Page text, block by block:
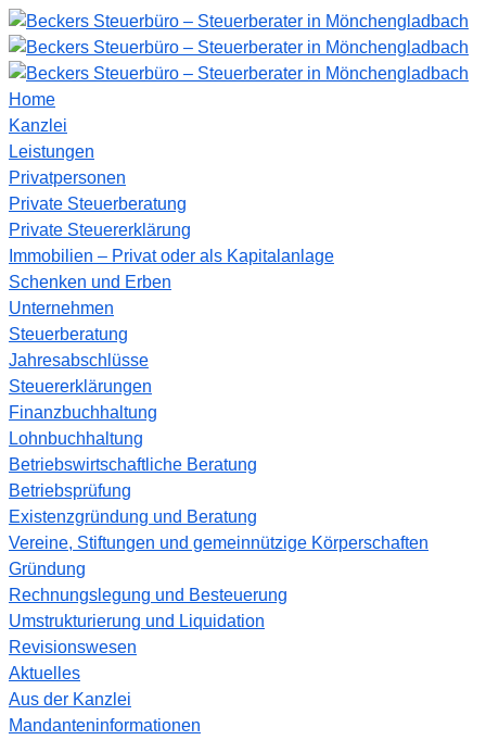
Home
Kanzlei
Leistungen
Privatpersonen
Private Steuerberatung
Private Steuererklärung
Immobilien – Privat oder als Kapitalanlage
Schenken und Erben
Unternehmen
Steuerberatung
Jahresabschlüsse
Steuererklärungen
Finanzbuchhaltung
Lohnbuchhaltung
Betriebswirtschaftliche Beratung
Betriebsprüfung
Existenzgründung und Beratung
Vereine, Stiftungen und gemeinnützige Körperschaften
Gründung
Rechnungslegung und Besteuerung
Umstrukturierung und Liquidation
Revisionswesen
Aktuelles
Aus der Kanzlei
Mandanteninformationen